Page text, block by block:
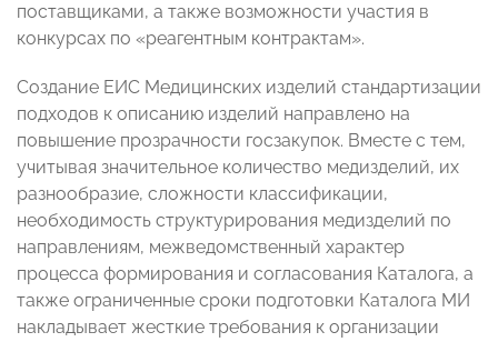
поставщиками, а также возможности участия в
конкурсах по «реагентным контрактам».
Создание ЕИС Медицинских изделий стандартизации
подходов к описанию изделий направлено на
повышение прозрачности госзакупок. Вместе с тем,
учитывая значительное количество медизделий, их
разнообразие, сложности классификации,
необходимость структурирования медизделий по
направлениям, межведомственный характер
процесса формирования и согласования Каталога, а
также ограниченные сроки подготовки Каталога МИ
накладывает жесткие требования к организации